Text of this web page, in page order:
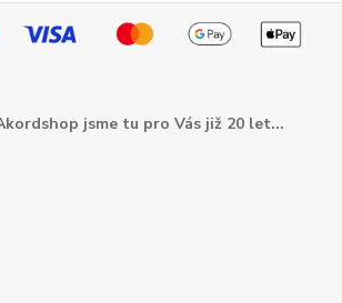
jsme tu pro Vás již 20 let...